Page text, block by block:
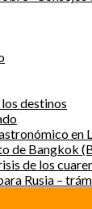
destinos
en
de Bangkok
de los
Rusia –